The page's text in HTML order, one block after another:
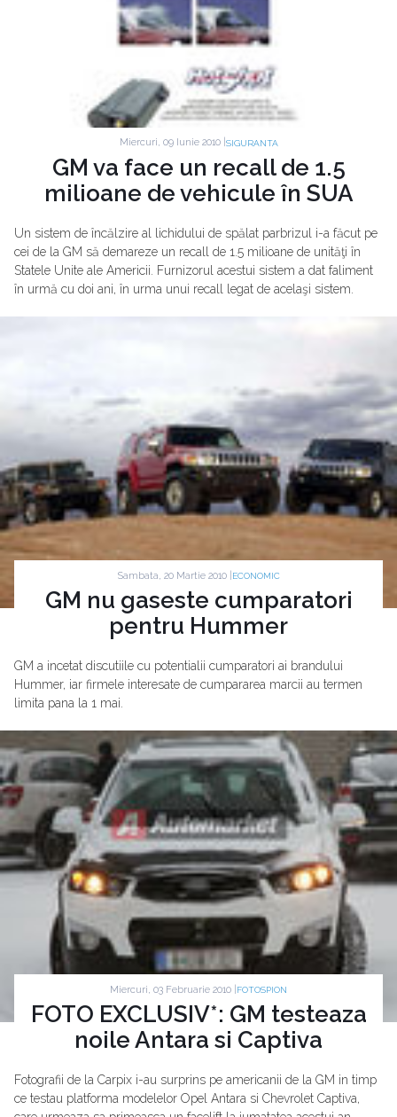
Miercuri, 09 Iunie 2010 | SIGURANTA
GM va face un recall de 1.5
milioane de vehicule în SUA
Un sistem de încălzire al lichidului de spălat parbrizul i-a făcut pe
cei de la GM să demareze un recall de 1.5 milioane de unităţi în
Statele Unite ale Americii. Furnizorul acestui sistem a dat faliment
în urmă cu doi ani, în urma unui recall legat de acelaşi sistem.
Sambata, 20 Martie 2010 | ECONOMIC
GM nu gaseste cumparatori
pentru Hummer
GM a incetat discutiile cu potentialii cumparatori ai brandului
Hummer, iar firmele interesate de cumpararea marcii au termen
limita pana la 1 mai.
Miercuri, 03 Februarie 2010 | FOTOSPION
FOTO EXCLUSIV*: GM testeaza
noile Antara si Captiva
Fotografii de la Carpix i-au surprins pe americanii de la GM in timp
ce testau platforma modelelor Opel Antara si Chevrolet Captiva,